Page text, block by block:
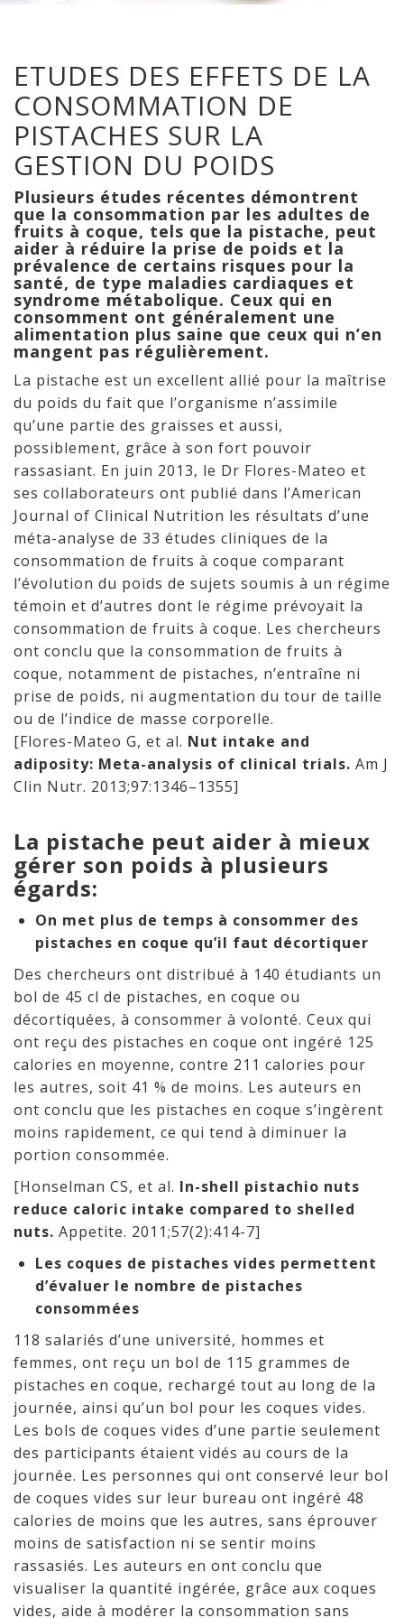
ETUDES DES EFFETS DE LA
CONSOMMATION DE
PISTACHES SUR LA
GESTION DU POIDS
Plusieurs études récentes démontrent
que la consommation par les adultes de
fruits à coque, tels que la pistache, peut
aider à réduire la prise de poids et la
prévalence de certains risques pour la
santé, de type maladies cardiaques et
syndrome métabolique. Ceux qui en
consomment ont généralement une
alimentation plus saine que ceux qui n’en
mangent pas régulièrement.
La pistache est un excellent allié pour la maîtrise
du poids du fait que l’organisme n’assimile
qu’une partie des graisses et aussi,
possiblement, grâce à son fort pouvoir
rassasiant. En juin 2013, le Dr Flores-Mateo et
ses collaborateurs ont publié dans l’American
Journal of Clinical Nutrition les résultats d’une
méta-analyse de 33 études cliniques de la
consommation de fruits à coque comparant
l’évolution du poids de sujets soumis à un régime
témoin et d’autres dont le régime prévoyait la
consommation de fruits à coque. Les chercheurs
ont conclu que la consommation de fruits à
coque, notamment de pistaches, n’entraîne ni
prise de poids, ni augmentation du tour de taille
ou de l’indice de masse corporelle.
[Flores-Mateo G, et al. Nut intake and
adiposity: Meta-analysis of clinical trials. Am J
Clin Nutr. 2013;97:1346–1355]
La pistache peut aider à mieux
gérer son poids à plusieurs
égards:
On met plus de temps à consommer des
pistaches en coque qu’il faut décortiquer
Des chercheurs ont distribué à 140 étudiants un
bol de 45 cl de pistaches, en coque ou
décortiquées, à consommer à volonté. Ceux qui
ont reçu des pistaches en coque ont ingéré 125
calories en moyenne, contre 211 calories pour
les autres, soit 41 % de moins. Les auteurs en
ont conclu que les pistaches en coque s’ingèrent
moins rapidement, ce qui tend à diminuer la
portion consommée.
[Honselman CS, et al. In-shell pistachio nuts
reduce caloric intake compared to shelled
nuts. Appetite. 2011;57(2):414-7]
Les coques de pistaches vides permettent
d’évaluer le nombre de pistaches
consommées
118 salariés d’une université, hommes et
femmes, ont reçu un bol de 115 grammes de
pistaches en coque, rechargé tout au long de la
journée, ainsi qu’un bol pour les coques vides.
Les bols de coques vides d’une partie seulement
des participants étaient vidés au cours de la
journée. Les personnes qui ont conservé leur bol
de coques vides sur leur bureau ont ingéré 48
calories de moins que les autres, sans éprouver
moins de satisfaction ni se sentir moins
rassasiés. Les auteurs en ont conclu que
visualiser la quantité ingérée, grâce aux coques
vides, aide à modérer la consommation sans